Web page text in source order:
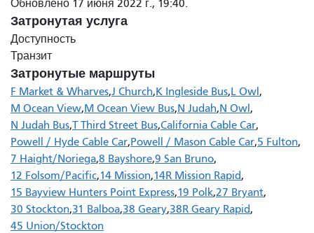
Обновлено 17 июня 2022 г., 19:40.
Затронутая услуга
Доступность
Транзит
Затронутые маршруты
F Market & Wharves J Church K Ingleside Bus L Owl
M Ocean View M Ocean View Bus N Judah N Owl
N Judah Bus T Third Street Bus California Cable Car
Powell / Hyde Cable Car Powell / Mason Cable Car 5 Fulton
7 Haight/Noriega 8 Bayshore 9 San Bruno
12 Folsom/Pacific 14 Mission 14R Mission Rapid
15 Bayview Hunters Point Express 19 Polk 27 Bryant
30 Stockton 31 Balboa 38 Geary 38R Geary Rapid
45 Union/Stockton